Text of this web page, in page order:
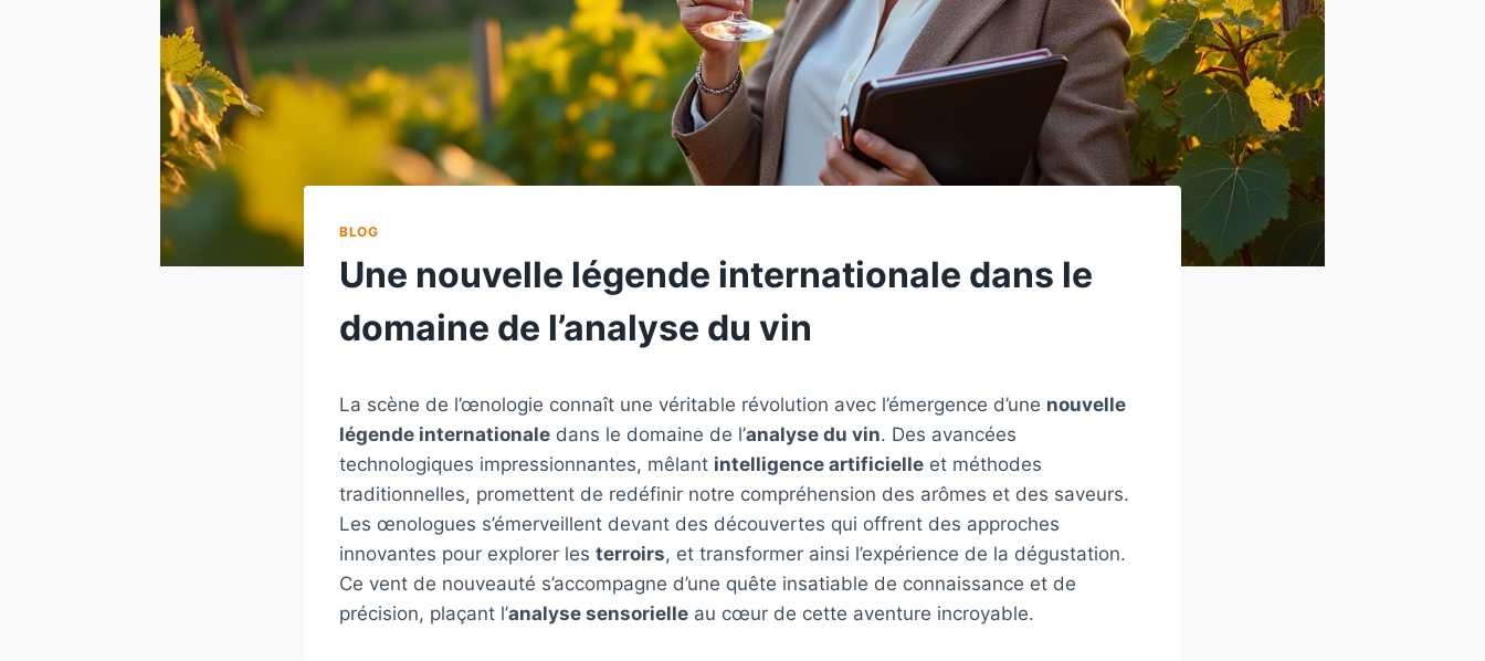
BLOG
Une nouvelle légende internationale dans le
domaine de l’analyse du vin
La scène de l’œnologie connaît une véritable révolution avec l’émergence d’une nouvelle
légende internationale dans le domaine de l’analyse du vin. Des avancées
technologiques impressionnantes, mêlant intelligence artificielle et méthodes
traditionnelles, promettent de redéfinir notre compréhension des arômes et des saveurs.
Les œnologues s’émerveillent devant des découvertes qui offrent des approches
innovantes pour explorer les terroirs, et transformer ainsi l’expérience de la dégustation.
Ce vent de nouveauté s’accompagne d’une quête insatiable de connaissance et de
précision, plaçant l’analyse sensorielle au cœur de cette aventure incroyable.